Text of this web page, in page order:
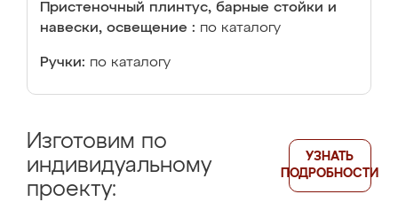
Пристеночный плинтус, барные стойки и
навески, освещение : по каталогу
Ручки: по каталогу
Изготовим по
индивидуальному
проекту:
УЗНАТЬ
ПОДРОБНОСТИ